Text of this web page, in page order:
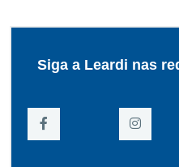
Siga a Leardi nas